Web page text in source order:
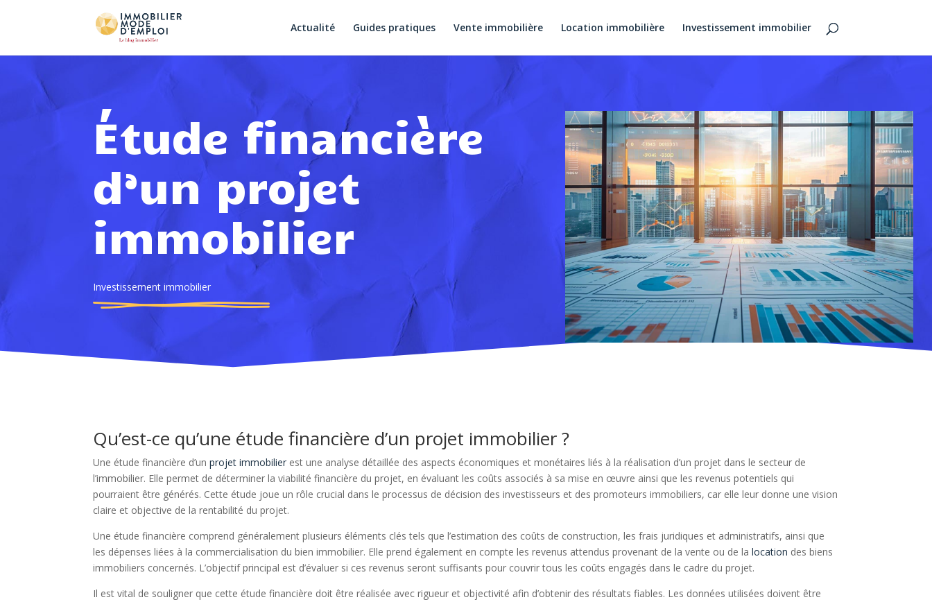
Actualité Guides pratiques Vente immobilière Location immobilière Investissement immobilier
Étude financière
d’un projet
immobilier
Investissement immobilier
Qu’est-ce qu’une étude financière d’un projet immobilier ?
Une étude financière d’unprojet immobilier est une analyse détaillée des aspects économiques et monétaires liés à la réalisation d’un projet dans le secteur de
l’immobilier. Elle permet de déterminer la viabilité financière du projet, en évaluant les coûts associés à sa mise en œuvre ainsi que les revenus potentiels qui
pourraient être générés. Cette étude joue un rôle crucial dans le processus de décision des investisseurs et des promoteurs immobiliers, car elle leur donne une vision
claire et objective de la rentabilité du projet.
Une étude financière comprend généralement plusieurs éléments clés tels que l’estimation des coûts de construction, les frais juridiques et administratifs, ainsi que
les dépenses liées à la commercialisation du bien immobilier. Elle prend également en compte les revenus attendus provenant de la vente ou de lalocation des biens
immobiliers concernés. L’objectif principal est d’évaluer si ces revenus seront suffisants pour couvrir tous les coûts engagés dans le cadre du projet.
Il est vital de souligner que cette étude financière doit être réalisée avec rigueur et objectivité afin d’obtenir des résultats fiables. Les données utilisées doivent être